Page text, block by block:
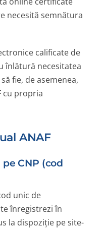
necesită semnătura
calificate de
înlătură necesitatea
să fie, de asemenea,
cu propria
ANAF
CNP (cod
unic de
înregistrezi în
la dispoziție pe site-